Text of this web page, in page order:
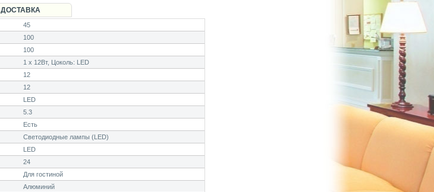
ДОСТАВКА
45
100
100
1 x 12Вт, Цоколь: LED
12
12
LED
5.3
Есть
Светодиодные лампы (LED)
LED
24
Для гостиной
Алюминий